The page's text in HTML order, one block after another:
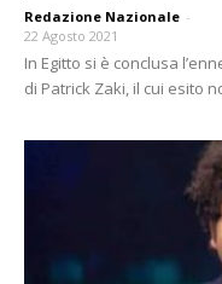
Redazione Nazionale -
22 Agosto 2021
In Egitto si è conclusa
di Patrick Zaki, il cui esito